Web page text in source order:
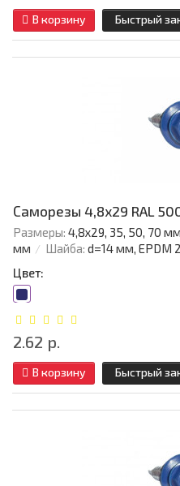
В корзину Быстрый
Саморезы 4,8х29 RAL
Размеры: 4,8х29, 35, 50, 70 мм
мм
Шайба: d=14 мм, EPDM
Цвет:
2.62 р.
В корзину Быстрый